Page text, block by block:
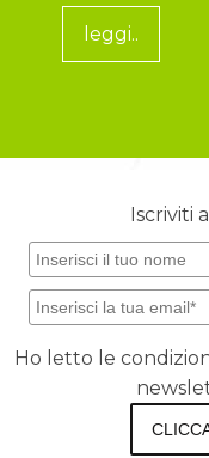
leggi..
Iscriviti
Ho letto le